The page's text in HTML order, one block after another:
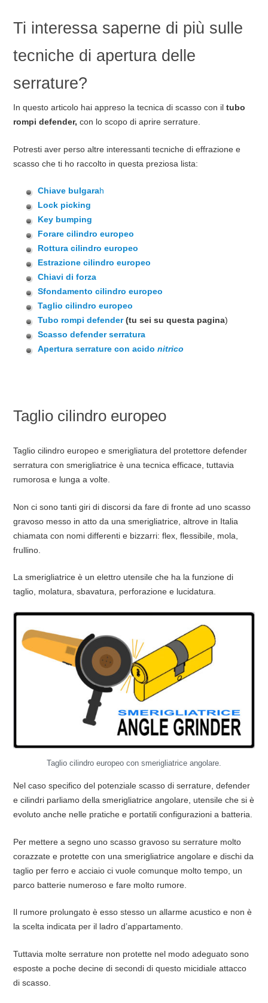
Ti interessa saperne di più sulle
tecniche di apertura delle
serrature?
In questo articolo hai appreso la tecnica di scasso con il tubo
rompi defender, con lo scopo di aprire serrature.
Potresti aver perso altre interessanti tecniche di effrazione e
scasso che ti ho raccolto in questa preziosa lista:
Chiave bulgarah
Lock picking
Key bumping
Forare cilindro europeo
Rottura cilindro europeo
Estrazione cilindro europeo
Chiavi di forza
Sfondamento cilindro europeo
Taglio cilindro europeo
Tubo rompi defender(tu sei su questa pagina)
Scasso defender serratura
Apertura serrature con acidonitrico
Taglio cilindro europeo
Taglio cilindro europeo e smerigliatura del protettore defender
serratura con smerigliatrice è una tecnica efficace, tuttavia
rumorosa e lunga a volte.
Non ci sono tanti giri di discorsi da fare di fronte ad uno scasso
gravoso messo in atto da una smerigliatrice, altrove in Italia
chiamata con nomi differenti e bizzarri: flex, flessibile, mola,
frullino.
La smerigliatrice è un elettro utensile che ha la funzione di
taglio, molatura, sbavatura, perforazione e lucidatura.
Taglio cilindro europeo con smerigliatrice angolare.
Nel caso specifico del potenziale scasso di serrature, defender
e cilindri parliamo della smerigliatrice angolare, utensile che si è
evoluto anche nelle pratiche e portatili configurazioni a batteria.
Per mettere a segno uno scasso gravoso su serrature molto
corazzate e protette con una smerigliatrice angolare e dischi da
taglio per ferro e acciaio ci vuole comunque molto tempo, un
parco batterie numeroso e fare molto rumore.
Il rumore prolungato è esso stesso un allarme acustico e non è
la scelta indicata per il ladro d’appartamento.
Tuttavia molte serrature non protette nel modo adeguato sono
esposte a poche decine di secondi di questo micidiale attacco
di scasso.